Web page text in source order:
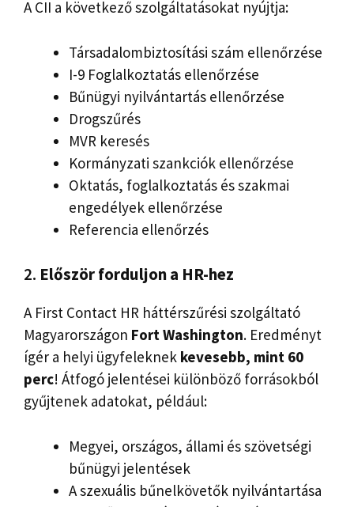
A CII a következő szolgáltatásokat nyújtja:
Társadalombiztosítási szám ellenőrzése
I-9 Foglalkoztatás ellenőrzése
Bűnügyi nyilvántartás ellenőrzése
Drogszűrés
MVR keresés
Kormányzati szankciók ellenőrzése
Oktatás, foglalkoztatás és szakmai
engedélyek ellenőrzése
Referencia ellenőrzés
2. Először forduljon a HR-hez
A First Contact HR háttérszűrési szolgáltató
Magyarországon Fort Washington. Eredményt
ígér a helyi ügyfeleknek kevesebb, mint 60
perc! Átfogó jelentései különböző forrásokból
gyűjtenek adatokat, például:
Megyei, országos, állami és szövetségi
bűnügyi jelentések
A szexuális bűnelkövetők nyilvántartása